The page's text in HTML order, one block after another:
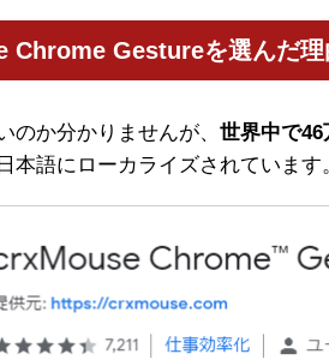
Chrome Gestureを選んだ理
のか分かりませんが、 世界中で
本語にローカライズされています